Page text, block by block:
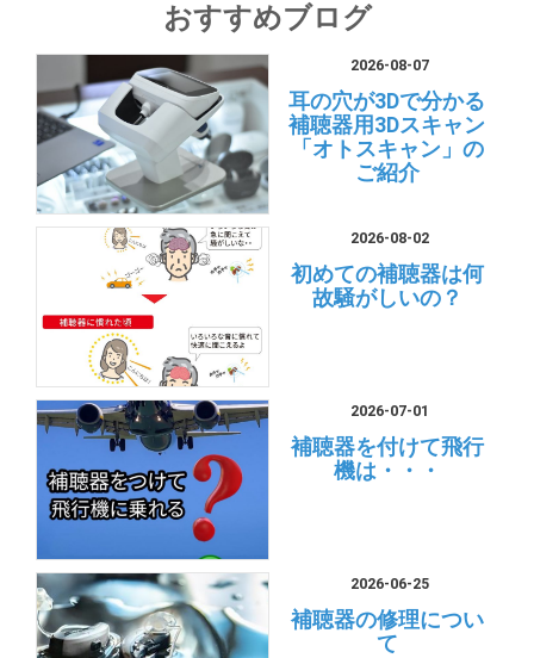
おすすめブログ
2026-08-07
耳の穴が3Dで分かる
補聴器用3Dスキャン
「オトスキャン」の
ご紹介
2026-08-02
初めての補聴器は何
故騒がしいの？
2026-07-01
補聴器を付けて飛行
機は・・・
2026-06-25
補聴器の修理につい
て